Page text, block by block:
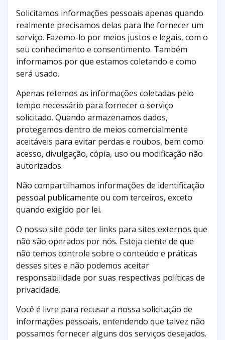
Solicitamos informações pessoais apenas quando
realmente precisamos delas para lhe fornecer um
serviço. Fazemo-lo por meios justos e legais, com o
seu conhecimento e consentimento. Também
informamos por que estamos coletando e como
será usado.
Apenas retemos as informações coletadas pelo
tempo necessário para fornecer o serviço
solicitado. Quando armazenamos dados,
protegemos dentro de meios comercialmente
aceitáveis ​​para evitar perdas e roubos, bem como
acesso, divulgação, cópia, uso ou modificação não
autorizados.
Não compartilhamos informações de identificação
pessoal publicamente ou com terceiros, exceto
quando exigido por lei.
O nosso site pode ter links para sites externos que
não são operados por nós. Esteja ciente de que
não temos controle sobre o conteúdo e práticas
desses sites e não podemos aceitar
responsabilidade por suas respectivas políticas de
privacidade.
Você é livre para recusar a nossa solicitação de
informações pessoais, entendendo que talvez não
possamos fornecer alguns dos serviços desejados.